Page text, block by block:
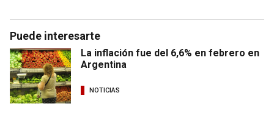
Puede interesarte
La inflación fue del 6,6% en febrero en
Argentina
NOTICIAS